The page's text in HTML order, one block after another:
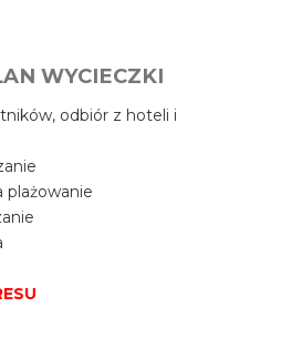
WYCIECZKI
odbiór z hoteli i
plażowanie